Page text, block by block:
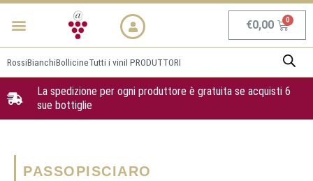
Vai
Menu €0,00
RossiBianchiBollicineTutti i viniI PRODUTTORI
La spedizione per ogni produttore è gratuita se acquisti 6
sue bottiglie
PASSOPISCIARO